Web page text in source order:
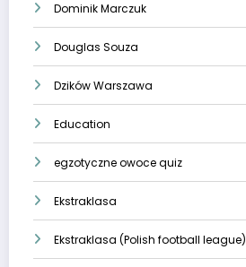
Dominik Marczuk
Douglas Souza
Dzików Warszawa
Education
egzotyczne owoce quiz
Ekstraklasa
Ekstraklasa (Polish football league)